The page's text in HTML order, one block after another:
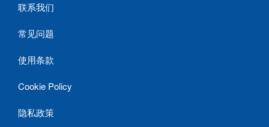
联系我们
常见问题
使用条款
Cookie Policy
隐私政策